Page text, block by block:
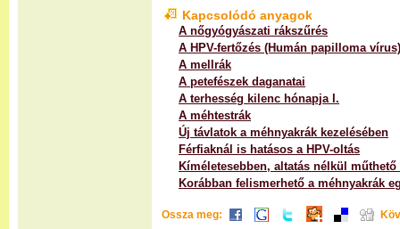
Kapcsolódó anyagok
A nőgyógyászati rákszűrés
A HPV-fertőzés (Humán papilloma vírus)
A mellrák
A petefészek daganatai
A terhesség kilenc hónapja I.
A méhtestrák
Új távlatok a méhnyakrák kezelésében
Férfiaknál is hatásos a HPV-oltás
Kíméletesebben, altatás nélkül
Korábban felismerhető a méhnyakrák
Ossza meg: